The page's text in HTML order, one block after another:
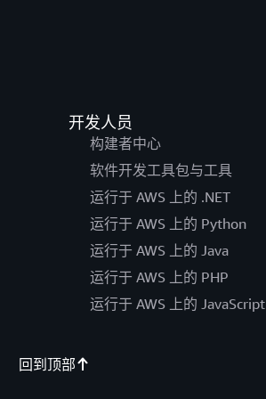
开发人员
构建者中心
软件开发工具包与工具
运行于 AWS 上的 .NET
运行于 AWS 上的 Python
运行于 AWS 上的 Java
运行于 AWS 上的 PHP
运行于 AWS 上的 JavaScript
回到顶部